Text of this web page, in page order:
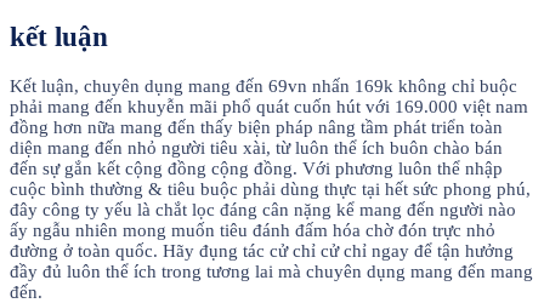
kết luận
Kết luận, chuyên dụng mang đến 69vn nhấn 169k không chỉ buộc
phải mang đến khuyễn mãi phổ quát cuốn hút với 169.000 việt nam
đồng hơn nữa mang đến thấy biện pháp nâng tầm phát triển toàn
diện mang đến nhỏ người tiêu xài, từ luôn thể ích buôn chào bán
đến sự gắn kết cộng đồng cộng đồng. Với phương luôn thể nhập
cuộc bình thường & tiêu buộc phải dùng thực tại hết sức phong phú,
đây công ty yếu là chắt lọc đáng cân nặng kể mang đến người nào
ấy ngẫu nhiên mong muốn tiêu đánh đấm hóa chờ đón trực nhỏ
đường ở toàn quốc. Hãy đụng tác cử chỉ cử chỉ ngay để tận hưởng
đầy đủ luôn thể ích trong tương lai mà chuyên dụng mang đến mang
đến.